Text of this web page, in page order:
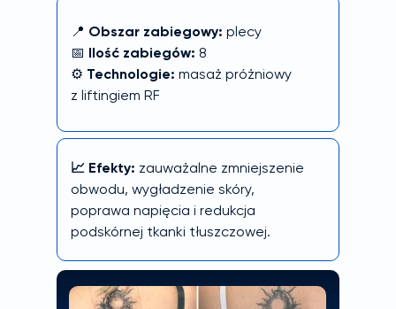
📈 Efekty: zauważalne zmniejszenie
obwodu, wygładzenie skóry,
poprawa napięcia i redukcja
podskórnej tkanki tłuszczowej.
📍 Obszar zabiegowy: plecy
📅 Ilość zabiegów: 8
⚙️ Technologie: masaż próżniowy
z liftingiem RF